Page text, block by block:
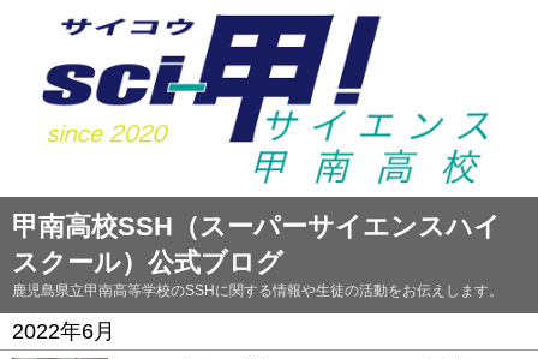
甲南高校SSH（スーパーサイエンスハイ
スクール）公式ブログ
鹿児島県立甲南高等学校のSSHに関する情報や生徒の活動をお伝えします。
2022年6月